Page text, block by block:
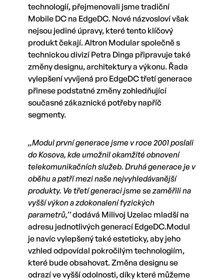
technologií, přejmenovali jsme tradiční
Mobile DC na EdgeDC. Nové názvosloví však
nejsou jediné úpravy, které tento klíčový
produkt čekají. Altron Modular společně s
technickou divizí Petra Dinga připravuje také
změny designu, architektury a výkonu. Řada
vylepšení vyvíjená pro EdgeDC třetí generace
přinese podstatné změny zohledňující
současné zákaznické potřeby napříč
segmenty.
,,Modul první generace jsme v roce 2001 poslali
do Kosova, kde umožnil okamžité obnovení
telekomunikačních služeb. Druhá generace je v
oběhu a patří mezi naše nejvyhledávanější
produkty. Ve třetí generaci jsme se zaměřili na
vyšší výkon a zdokonalení fyzických
parametrů,’’dodává Milivoj Uzelac mladší na
adresu jednotlivých generací EdgeDC.Modul
je navíc vylepšený také esteticky, aby jeho
vzhled odpovídal pokročilým technologiím,
které bude obsahovat. Změna designu se
odrazí ve vyšší odolnosti, díky které můžeme